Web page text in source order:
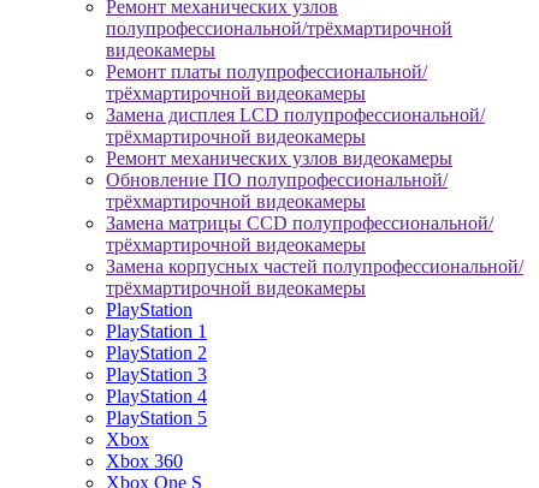
Ремонт механических узлов
полупрофессиональной/трёхмартирочной
видеокамеры
Ремонт платы полупрофессиональной/
трёхмартирочной видеокамеры
Замена дисплея LCD полупрофессиональной/
трёхмартирочной видеокамеры
Ремонт механических узлов видеокамеры
Обновление ПО полупрофессиональной/
трёхмартирочной видеокамеры
Замена матрицы CCD полупрофессиональной/
трёхмартирочной видеокамеры
Замена корпусных частей полупрофессиональной/
трёхмартирочной видеокамеры
PlayStation
PlayStation 1
PlayStation 2
PlayStation 3
PlayStation 4
PlayStation 5
Xbox
Xbox 360
Xbox One S